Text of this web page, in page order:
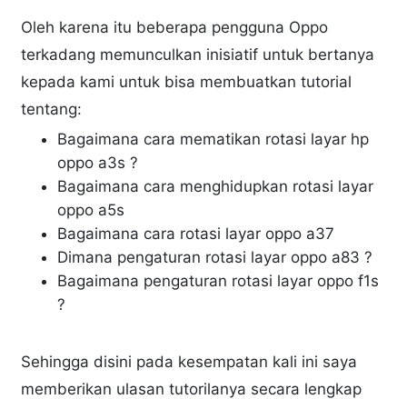
Oleh karena itu beberapa pengguna Oppo
terkadang memunculkan inisiatif untuk bertanya
kepada kami untuk bisa membuatkan tutorial
tentang:
Bagaimana cara mematikan rotasi layar hp
oppo a3s ?
Bagaimana cara menghidupkan rotasi layar
oppo a5s
Bagaimana cara rotasi layar oppo a37
Dimana pengaturan rotasi layar oppo a83 ?
Bagaimana pengaturan rotasi layar oppo f1s
?
Sehingga disini pada kesempatan kali ini saya
memberikan ulasan tutorilanya secara lengkap